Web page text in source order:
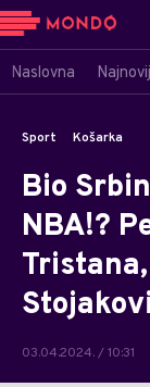
Naslovna
Sport Košarka
Bio
NBA!?
03.04.2024. / 10:31